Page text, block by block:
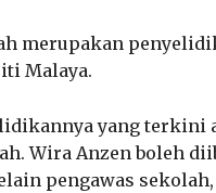
merupakan
Malaya.
yang terkini
Wira Anzen boleh
pengawas